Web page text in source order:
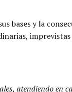
y la
atendiendo en